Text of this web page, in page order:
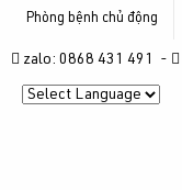
Phòng bệnh chủ động
zalo: 0868 431 491 -